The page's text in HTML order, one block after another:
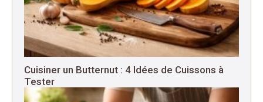
Cuisiner un Butternut : 4 Idées de Cuissons à
Tester